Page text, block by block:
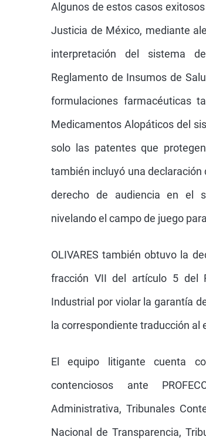
Algunos de estos casos
Justicia de México, mediante
interpretación del sistema
Reglamento de Insumos de
formulaciones farmacéuticas
Medicamentos Alopáticos del
solo las patentes que
también incluyó una declaración
derecho de audiencia en el
nivelando el campo de juego
OLIVARES también obtuvo la
fracción VII del artículo 5 del
Industrial por violar la garantía
la correspondiente traducción al
El equipo litigante cuenta
contenciosos ante
Administrativa, Tribunales
Nacional de Transparencia,